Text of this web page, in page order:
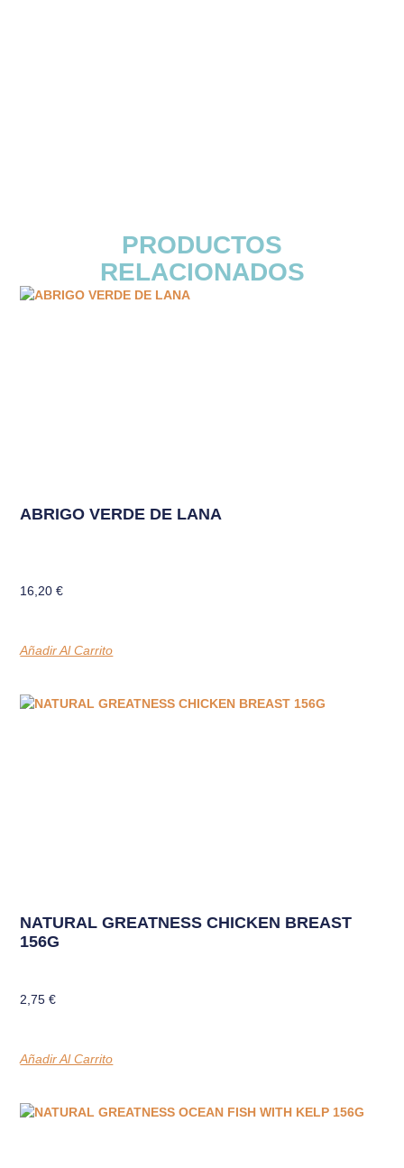
PRODUCTOS
RELACIONADOS
ABRIGO VERDE DE LANA
16,20€
Añadir Al Carrito
NATURAL GREATNESS CHICKEN BREAST
156G
2,75€
Añadir Al Carrito